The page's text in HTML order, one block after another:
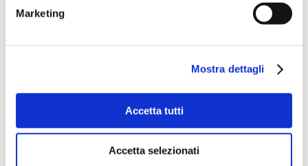
Marketing
Mostra dettagli
Accetta tutti
Accetta selezionati
ACQUISTA PRODOTTO